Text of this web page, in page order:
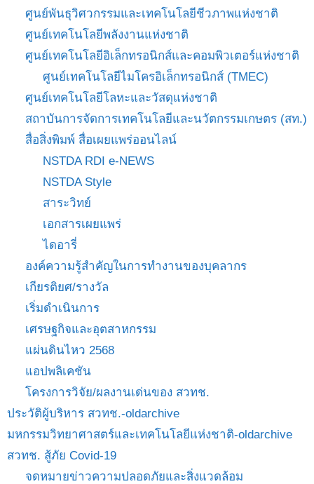
ศูนย์พันธุวิศวกรรมและเทคโนโลยีชีวภาพแห่งชาติ
ศูนย์เทคโนโลยีพลังงานแห่งชาติ
ศูนย์เทคโนโลยีอิเล็กทรอนิกส์และคอมพิวเตอร์แห่งชาติ
ศูนย์เทคโนโลยีไมโครอิเล็กทรอนิกส์ (TMEC)
ศูนย์เทคโนโลยีโลหะและวัสดุแห่งชาติ
สถาบันการจัดการเทคโนโลยีและนวัตกรรมเกษตร (สท.)
สื่อสิ่งพิมพ์ สื่อเผยแพร่ออนไลน์
NSTDA RDI e-NEWS
NSTDA Style
สาระวิทย์
เอกสารเผยแพร่
ไดอารี่
องค์ความรู้สำคัญในการทำงานของบุคลากร
เกียรติยศ/รางวัล
เริ่มดำเนินการ
เศรษฐกิจและอุตสาหกรรม
แผ่นดินไหว 2568
แอปพลิเคชัน
โครงการวิจัย/ผลงานเด่นของ สวทช.
ประวัติผู้บริหาร สวทช.-oldarchive
มหกรรมวิทยาศาสตร์และเทคโนโลยีแห่งชาติ-oldarchive
สวทช. สู้ภัย Covid-19
จดหมายข่าวความปลอดภัยและสิ่งแวดล้อม